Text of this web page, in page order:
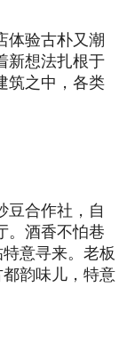
体验古朴又潮
新想法扎根于
筑之中，各类
豆合作社，自
。酒香不怕巷
意寻来。老板
都韵味儿，特意